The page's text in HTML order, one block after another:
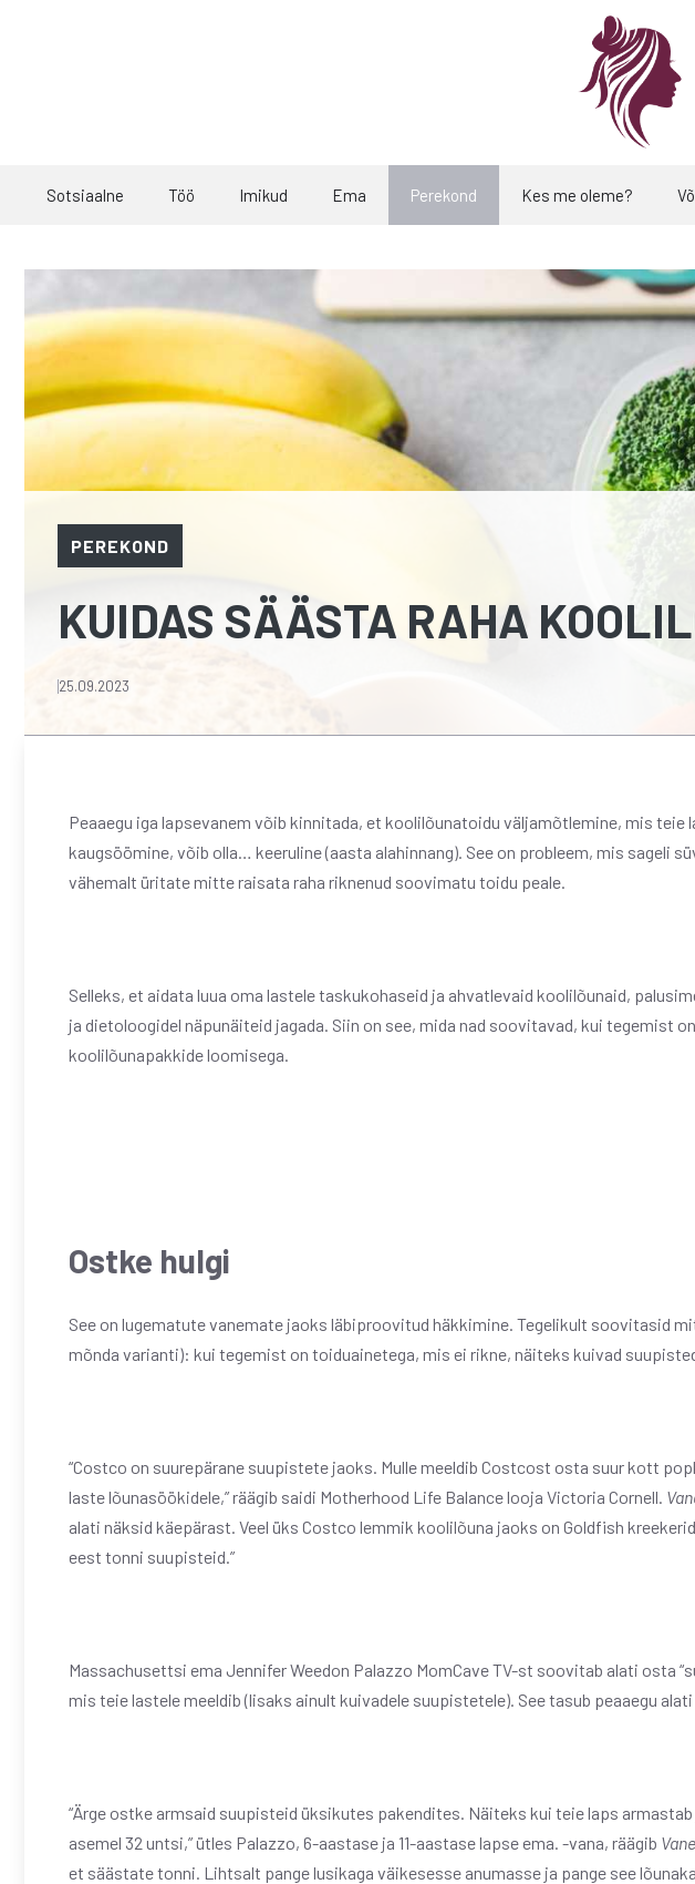
Sotsiaalne Töö Imikud Ema Perekond Kes me oleme?
PEREKOND
KUIDAS SÄÄSTA RAHA
25.09.2023
Peaaegu iga lapsevanem võib kinnitada, et koolilõunatoidu väljamõtlemine, mis teie
kaugsöömine, võib olla… keeruline (aasta alahinnang). See on probleem, mis sageli
vähemalt üritate mitte raisata raha riknenud soovimatu toidu peale.
Selleks, et aidata luua oma lastele taskukohaseid ja ahvatlevaid koolilõunaid,
ja dietoloogidel näpunäiteid jagada. Siin on see, mida nad soovitavad, kui tegemist
koolilõunapakkide loomisega.
Ostke hulgi
See on lugematute vanemate jaoks läbiproovitud häkkimine. Tegelikult soovitasid
mõnda varianti): kui tegemist on toiduainetega, mis ei rikne, näiteks kuivad
“Costco on suurepärane suupistete jaoks. Mulle meeldib Costcost osta suur kott
laste lõunasöökidele,” räägib saidi Motherhood Life Balance looja Victoria Cornell.
alati näksid käepärast. Veel üks Costco lemmik koolilõuna jaoks on Goldfish
eest tonni suupisteid.”
Massachusettsi ema Jennifer Weedon Palazzo MomCave TV-st soovitab alati osta
mis teie lastele meeldib (lisaks ainult kuivadele suupistetele). See tasub peaaegu alati
“Ärge ostke armsaid suupisteid üksikutes pakendites. Näiteks kui teie laps
asemel 32 untsi,” ütles Palazzo, 6-aastase ja 11-aastase lapse ema. -vana, räägib
et säästate tonni. Lihtsalt pange lusikaga väikesesse anumasse ja pange see